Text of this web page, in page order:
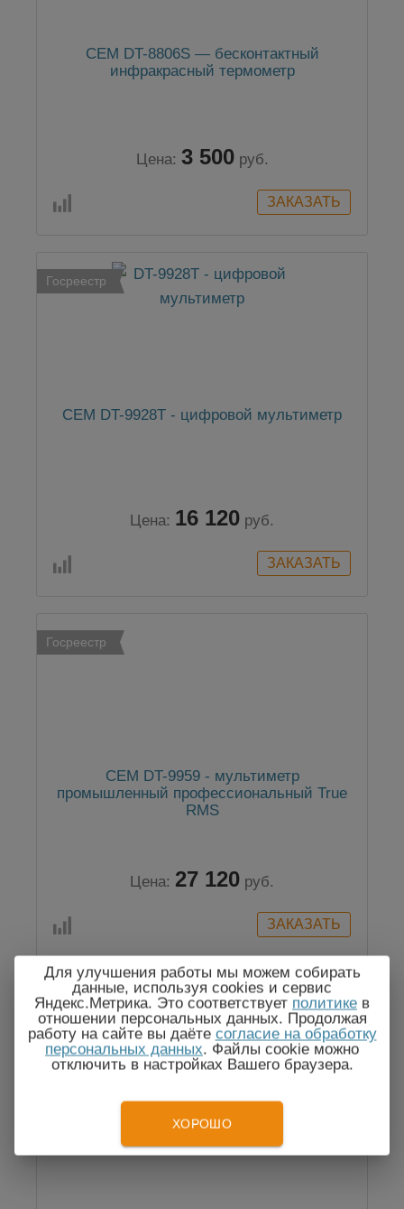
CEM DT-8806S — бесконтактный
инфракрасный термометр
Цена: 3 500 руб.
Госреестр
CEM DT-9928T - цифровой мультиметр
Цена: 16 120 руб.
Госреестр
CEM DT-9959 - мультиметр
промышленный профессиональный True
RMS
Цена: 27 120 руб.
Для улучшения работы мы можем собирать
данные, используя cookies и сервис
Яндекс.Метрика. Это соответствует политике в
отношении персональных данных. Продолжая
работу на сайте вы даёте согласие на обработку
персональных данных. Файлы cookie можно
отключить в настройках Вашего браузера.
ХОРОШО